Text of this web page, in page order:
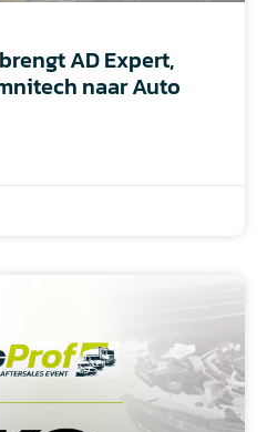
AD Expert,
naar Auto